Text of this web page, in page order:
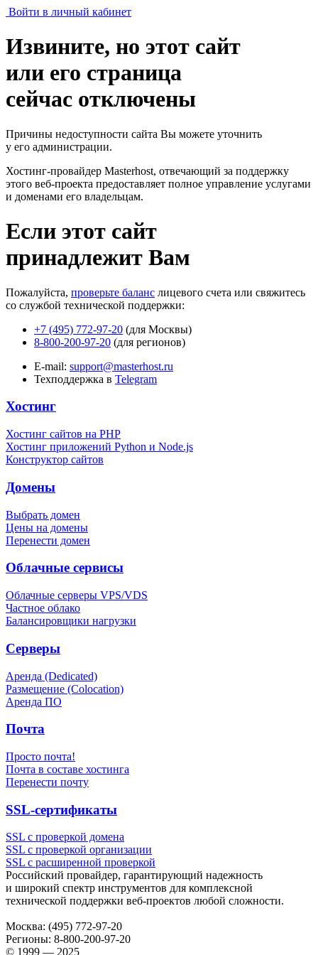
Войти в личный кабинет
Извините, но этот сайт
или его страница
сейчас отключены
Причины недоступности сайта Вы можете уточнить
у его администрации.
Хостинг-провайдер Masterhost, отвечающий за поддержку
этого веб-проекта предоставляет полное управление услугами
и доменами его владельцам.
Если этот сайт
принадлежит Вам
Пожалуйста, проверьте баланс лицевого счета или свяжитесь
со службой технической поддержки:
+7 (495) 772-97-20 (для Москвы)
8-800-200-97-20 (для регионов)
E-mail: support@masterhost.ru
Техподдержка в Telegram
Хостинг
Хостинг сайтов на PHP
Хостинг приложений Python и Node.js
Конструктор сайтов
Домены
Выбрать домен
Цены на домены
Перенести домен
Облачные сервисы
Облачные серверы VPS/VDS
Частное облако
Балансировщики нагрузки
Серверы
Аренда (Dedicated)
Размещение (Colocation)
Аренда ПО
Почта
Просто почта!
Почта в составе хостинга
Перенести почту
SSL-сертификаты
SSL с проверкой домена
SSL с проверкой организации
SSL с расширенной проверкой
Российский провайдер, гарантирующий надежность
и широкий спектр инструментов для комплексной
технической поддержки веб-проектов любой сложности.
Москва: (495) 772-97-20
Регионы: 8-800-200-97-20
© 1999 — 2025